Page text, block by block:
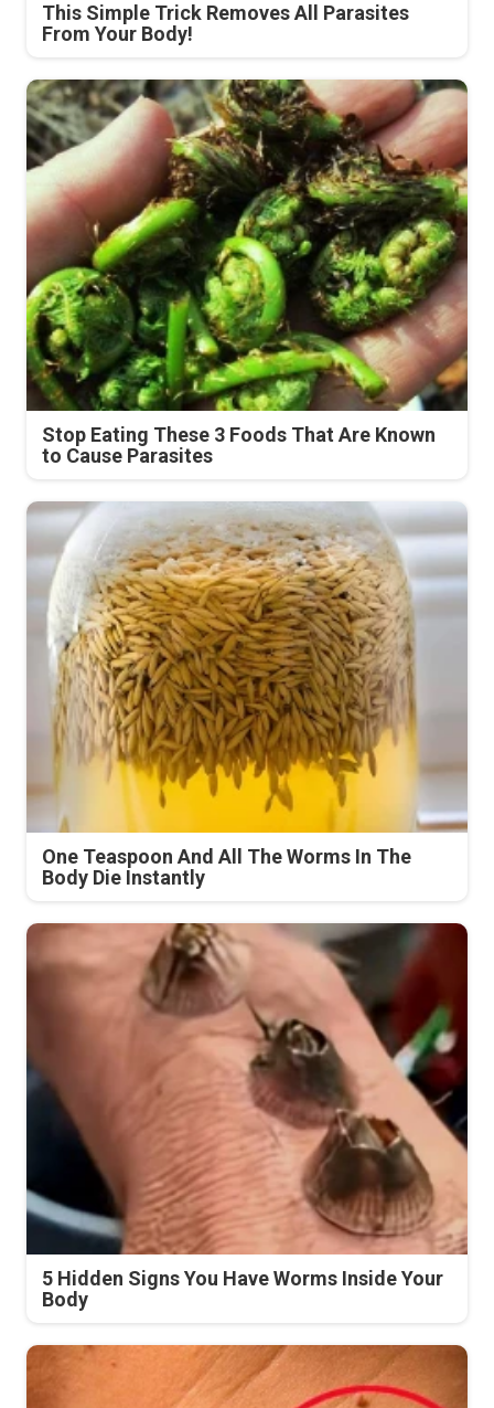
This Simple Trick Removes All Parasites
From Your Body!
Stop Eating These 3 Foods That Are Known
to Cause Parasites
One Teaspoon And All The Worms In The
Body Die Instantly
5 Hidden Signs You Have Worms Inside Your
Body